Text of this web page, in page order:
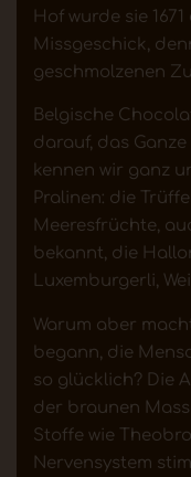
Hof wurde sie
Missgeschick,
geschmolzenen
Belgische
darauf, das
kennen wir ganz
Pralinen: die
Meeresfrüchte,
bekannt, die
Luxemburgerli,
Warum aber
begann, die
so glücklich? Die
der braunen
Stoffe wie
Nervensystem